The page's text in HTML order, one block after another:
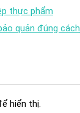
thực phẩm
quản đúng cách
hiển thị.